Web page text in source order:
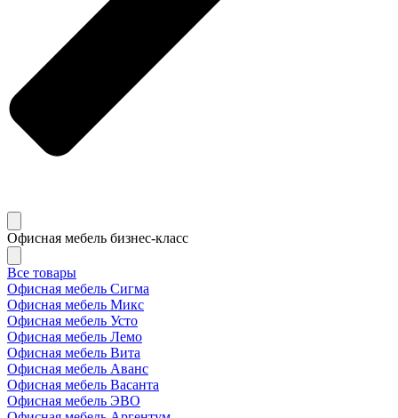
Офисная мебель бизнес-класс
Все товары
Офисная мебель Сигма
Офисная мебель Микс
Офисная мебель Усто
Офисная мебель Лемо
Офисная мебель Вита
Офисная мебель Аванс
Офисная мебель Васанта
Офисная мебель ЭВО